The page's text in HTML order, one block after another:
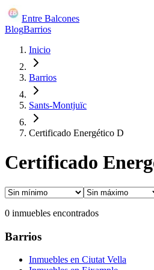
Entre Balcones
BlogBarrios
Inicio
Barrios
Sants-Montjuïc
Certificado Energético D
Certificado
0 inmuebles encontrados
Barrios
Inmuebles en Ciutat Vella